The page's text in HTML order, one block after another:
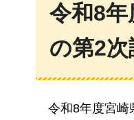
令和8年
の第2
令和8年度宮崎